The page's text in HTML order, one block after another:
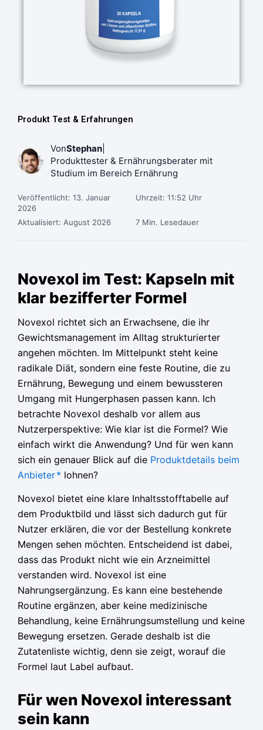
Produkt Test & Erfahrungen
VonStephan
Produkttester & Ernährungsberater mit
Studium im Bereich Ernährung
Veröffentlicht: 13. Januar
2026
Uhrzeit: 11:52 Uhr
Aktualisiert: August 2026 7 Min. Lesedauer
Novexol im Test: Kapseln mit
klar bezifferter Formel
Novexol richtet sich an Erwachsene, die ihr
Gewichtsmanagement im Alltag strukturierter
angehen möchten. Im Mittelpunkt steht keine
radikale Diät, sondern eine feste Routine, die zu
Ernährung, Bewegung und einem bewussteren
Umgang mit Hungerphasen passen kann. Ich
betrachte Novexol deshalb vor allem aus
Nutzerperspektive: Wie klar ist die Formel? Wie
einfach wirkt die Anwendung? Und für wen kann
sich ein genauer Blick auf die Produktdetails beim
Anbieter* lohnen?
Novexol bietet eine klare Inhaltsstofftabelle auf
dem Produktbild und lässt sich dadurch gut für
Nutzer erklären, die vor der Bestellung konkrete
Mengen sehen möchten. Entscheidend ist dabei,
dass das Produkt nicht wie ein Arzneimittel
verstanden wird. Novexol ist eine
Nahrungsergänzung. Es kann eine bestehende
Routine ergänzen, aber keine medizinische
Behandlung, keine Ernährungsumstellung und keine
Bewegung ersetzen. Gerade deshalb ist die
Zutatenliste wichtig, denn sie zeigt, worauf die
Formel laut Label aufbaut.
Für wen Novexol interessant
sein kann
Preis
war:
79,95 €
Preis
ist:
36,65 €.
Preis
war:
79,95 €
Preis
ist:
36,65 €.
Preis
war:
79,95 €
Preis
ist:
36,65 €.